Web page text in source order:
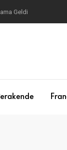
Geldi